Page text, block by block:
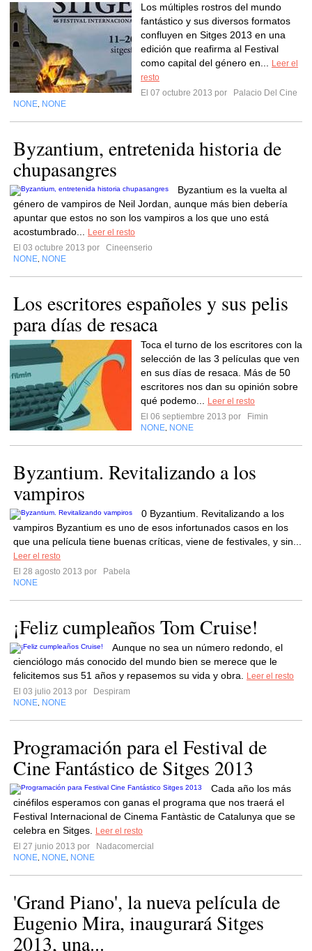
Los múltiples rostros del mundo
fantástico y sus diversos formatos
confluyen en Sitges 2013 en una
edición que reafirma al Festival
como capital del género en...
Leer el
resto
El 07 octubre 2013 por
Palacio Del Cine
NONE NONE
Byzantium, entretenida historia de
chupasangres
Byzantium es la vuelta al
género de vampiros de Neil Jordan, aunque más bien debería
apuntar que estos no son los vampiros a los que uno está
acostumbrado...
Leer el resto
El 03 octubre 2013 por
Cineenserio
NONE NONE
Los escritores españoles y sus pelis
para días de resaca
Toca el turno de los escritores con la
selección de las 3 películas que ven
en sus días de resaca. Más de 50
escritores nos dan su opinión sobre
qué podemo...
Leer el resto
El 06 septiembre 2013 por
Fimin
NONE NONE
Byzantium. Revitalizando a los
vampiros
0 Byzantium. Revitalizando a los
vampiros Byzantium es uno de esos infortunados casos en los
que una película tiene buenas críticas, viene de festivales, y sin...
Leer el resto
El 28 agosto 2013 por
Pabela
NONE
¡Feliz cumpleaños Tom Cruise!
Aunque no sea un número redondo, el
cienciólogo más conocido del mundo bien se merece que le
felicitemos sus 51 años y repasemos su vida y obra.
Leer el resto
El 03 julio 2013 por
Despiram
NONE NONE
Programación para el Festival de
Cine Fantástico de Sitges 2013
Cada año los más
cinéfilos esperamos con ganas el programa que nos traerá el
Festival Internacional de Cinema Fantàstic de Catalunya que se
celebra en Sitges.
Leer el resto
El 27 junio 2013 por
Nadacomercial
NONE NONE NONE
'Grand Piano', la nueva película de
Eugenio Mira, inaugurará Sitges
2013, una...